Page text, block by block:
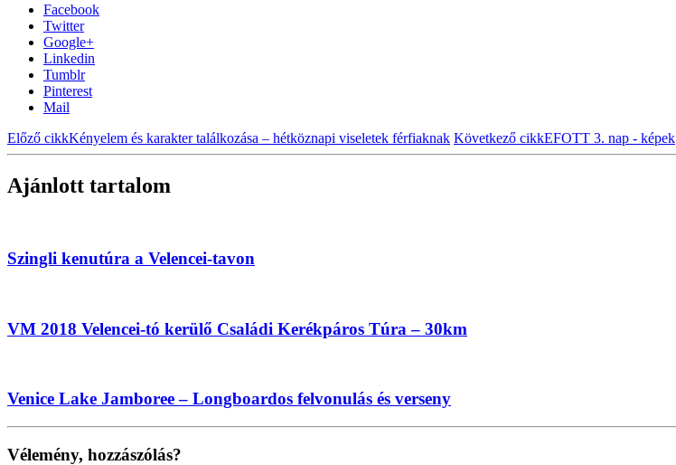
Facebook
Twitter
Google+
Linkedin
Tumblr
Pinterest
Mail
Előző cikkKényelem és karakter találkozása – hétköznapi viseletek férfiaknak Következő cikkEFOTT 3. nap - képek
Ajánlott tartalom
Szingli kenutúra a Velencei-tavon
VM 2018 Velencei-tó kerülő Családi Kerékpáros Túra – 30km
Venice Lake Jamboree – Longboardos felvonulás és verseny
Vélemény, hozzászólás?